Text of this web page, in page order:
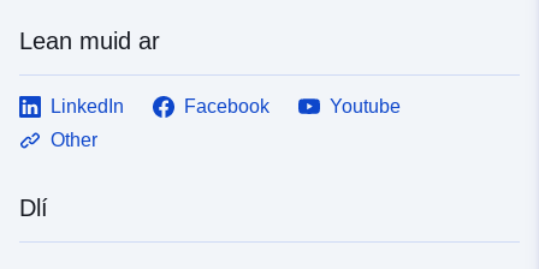
Lean muid ar
LinkedIn Facebook
Youtube
Other
Dlí